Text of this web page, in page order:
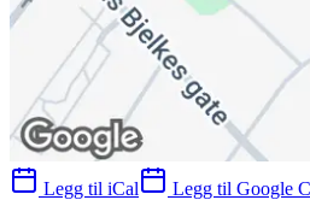
Legg til iCal
Legg til Google